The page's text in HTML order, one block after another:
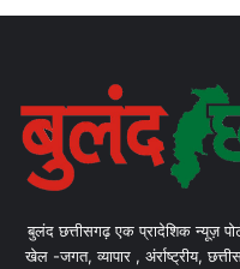
बुलंद छत्तीसगढ़ एक प्रादेशिक न्यूज़
खेल -जगत, व्यापार , अंर्राष्ट्रीय,